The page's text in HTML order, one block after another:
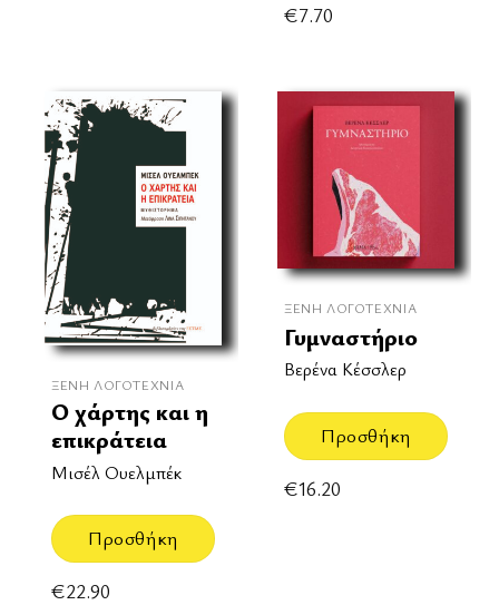
€7.70
ΞΈΝΗ ΛΟΓΟΤΕΧΝΊΑ
Ο χάρτης και η
επικράτεια
Μισέλ Ουελμπέκ
Προσθήκη
€22.90
ΞΈΝΗ ΛΟΓΟΤΕΧΝΊΑ
Γυμναστήριο
Βερένα Κέσσλερ
Προσθήκη
€16.20